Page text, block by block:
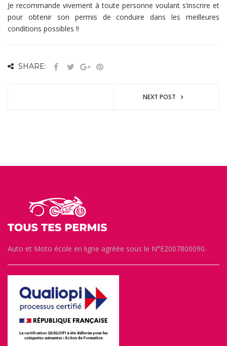
Je recommande vivement à toute personne voulant s’inscrire et
pour obtenir son permis de conduire dans les meilleures
conditions possibles !!
SHARE:
NEXT POST
Auto et Moto école en ligne agréée sous le N°E2007800090.